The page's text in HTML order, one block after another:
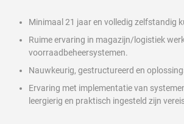
Minimaal 21 jaar en volledig zelfstandig
Ruime ervaring in magazijn/logistiek
voorraadbeheersystemen.
Nauwkeurig, gestructureerd en
Ervaring met implementatie van
leergierig en praktisch ingesteld zijn